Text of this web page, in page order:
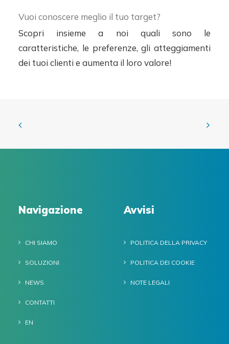
Vuoi conoscere meglio il tuo target?
Scopri insieme a noi quali sono le
caratteristiche, le preferenze, gli atteggiamenti
dei tuoi clienti e aumenta il loro valore!
Navigazione
CHI SIAMO
SOLUZIONI
NEWS
CONTATTI
EN
Avvisi
POLITICA DELLA PRIVACY
POLITICA DEI COOKIE
NOTE LEGALI